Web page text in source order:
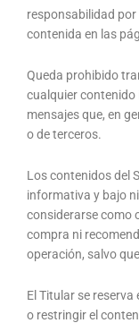
responsabilidad
contenida en las
Queda prohibido
cualquier contenido
mensajes que, en
o de terceros.
Los contenidos del
informativa y bajo
considerarse como
compra ni
operación, salvo
El Titular se
o restringir el